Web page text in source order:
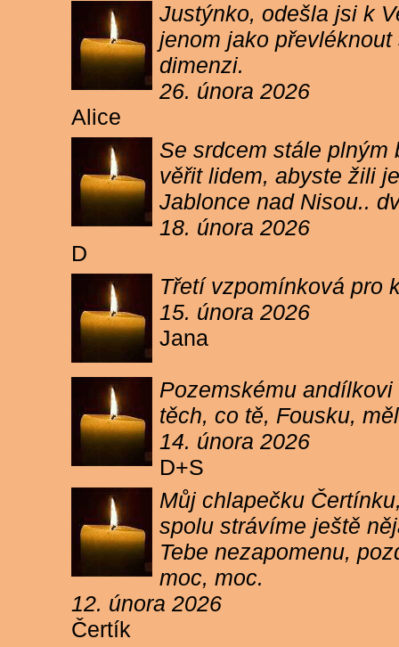
Justýnko, odešla jsi k
jenom jako
dimenzi.
26. února 2026
Alice
Se srdcem stále
věřit lidem, abyste žili
Jablonce nad Nisou..
18. února 2026
D
Třetí vzpomínková pro
15. února 2026
Jana
Pozemskému
těch, co tě, Fousku,
14. února 2026
D+S
Můj chlapečku
spolu strávíme ještě
Tebe nezapomenu,
moc, moc.
12. února 2026
Čertík